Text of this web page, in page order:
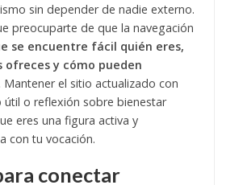
sin depender de nadie externo.
preocuparte de que la navegación
se encuentre fácil quién eres,
ofreces y cómo pueden
. Mantener el sitio actualizado con
útil o reflexión sobre bienestar
eres una figura activa y
con tu vocación.
conectar